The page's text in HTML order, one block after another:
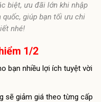
biệt, ưu đãi lớn khi nhập
quốc, giúp bạn tối ưu chi
nhé!
1/2
bạn nhiều lợi ích tuyệt vời
sẽ giảm giá theo từng cấp